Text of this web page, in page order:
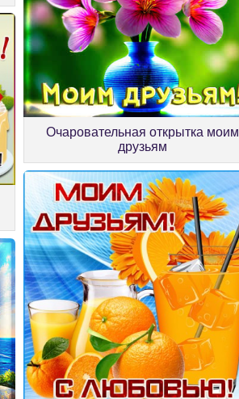
Очаровательная открытка моим
друзьям